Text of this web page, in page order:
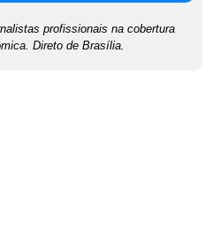
profissionais na cobertura
Direto de Brasília.